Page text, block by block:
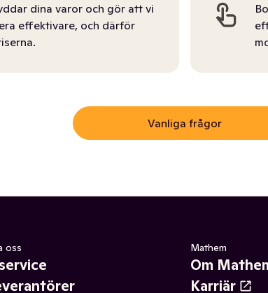
dina varor och gör att vi
effektivare, och därför
Vanliga frågor
oss Mathem
Om
Karriär